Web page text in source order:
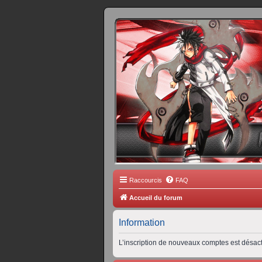
Scantrad Ares,
Raccourcis FAQ
Accueil du forum
Information
L’inscription de nouveaux comptes est